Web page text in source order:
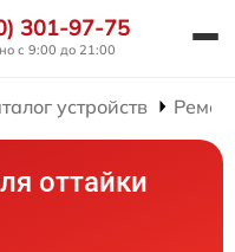
301-97-75
с 9:00 до 21:00
устройств
оттайки